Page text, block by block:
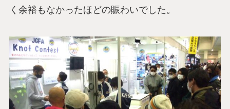
く余裕もなかったほどの賑わいでした。